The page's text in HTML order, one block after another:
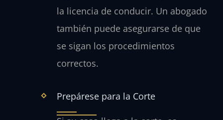
la licencia de conducir. Un abogado
también puede asegurarse de que
se sigan los procedimientos
correctos.
Prepárese para la Corte